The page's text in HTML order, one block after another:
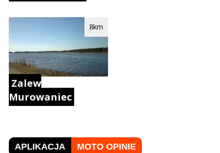
Zalew
Murowaniec
8km
APLIKACJA MOTO OPINIE